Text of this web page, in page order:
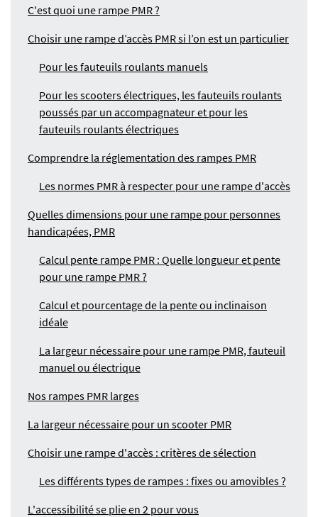
C'est quoi une rampe PMR ?
Choisir une rampe d’accès PMR si l’on est un particulier
Pour les fauteuils roulants manuels
Pour les scooters électriques, les fauteuils roulants
poussés par un accompagnateur et pour les
fauteuils roulants électriques
Comprendre la réglementation des rampes PMR
Les normes PMR à respecter pour une rampe d'accès
Quelles dimensions pour une rampe pour personnes
handicapées, PMR
Calcul pente rampe PMR : Quelle longueur et pente
pour une rampe PMR ?
Calcul et pourcentage de la pente ou inclinaison
idéale
La largeur nécessaire pour une rampe PMR, fauteuil
manuel ou électrique
Nos rampes PMR larges
La largeur nécessaire pour un scooter PMR
Choisir une rampe d'accès : critères de sélection
Les différents types de rampes : fixes ou amovibles ?
L'accessibilité se plie en 2 pour vous